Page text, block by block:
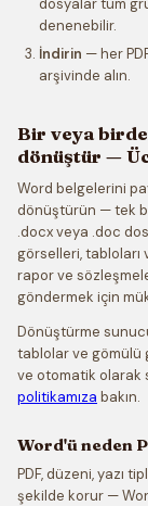
dosyalar tüm
denenebilir.
İndirin — her
arşivinde alın.
Bir veya
dönüştür —
Word belgelerini
dönüştürün — tek
.docx veya .doc
görselleri, tabloları
rapor ve
göndermek için
Dönüştürme
tablolar ve gömülü
ve otomatik olarak
politikamıza bakın.
Word'ü neden
PDF, düzeni, yazı
şekilde korur —